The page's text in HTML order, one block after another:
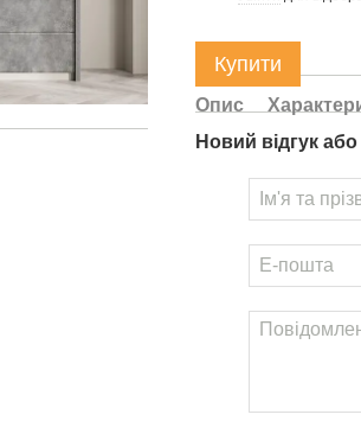
Купити
Опис
Новий відгук